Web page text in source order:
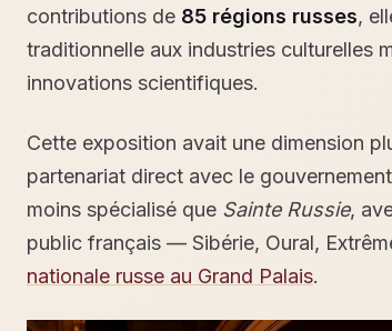
contributions de 85 régions russes,
traditionnelle aux industries culturelles
innovations scientifiques.
Cette exposition avait une dimension
partenariat direct avec le
moins spécialisé que Sainte Russie,
public français — Sibérie, Oural,
nationale russe au Grand Palais.